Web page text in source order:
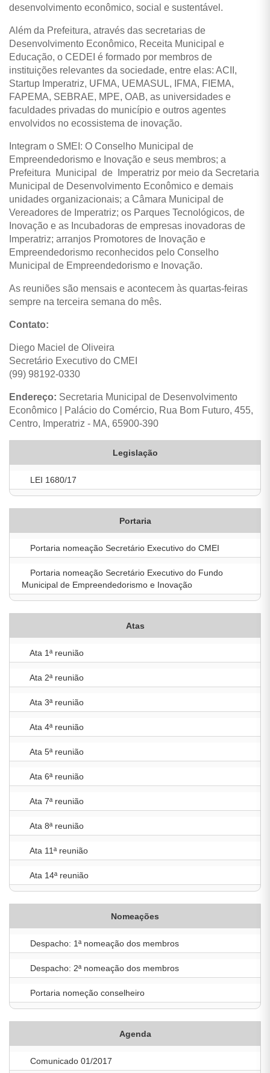
desenvolvimento econômico, social e sustentável.
Além da Prefeitura, através das secretarias de
Desenvolvimento Econômico, Receita Municipal e
Educação, o CEDEI é formado por membros de
instituições relevantes da sociedade, entre elas: ACII,
Startup Imperatriz, UFMA, UEMASUL, IFMA, FIEMA,
FAPEMA, SEBRAE, MPE, OAB, as universidades e
faculdades privadas do município e outros agentes
envolvidos no ecossistema de inovação.
Integram o SMEI: O Conselho Municipal de
Empreendedorismo e Inovação e seus membros; a
Prefeitura Municipal de Imperatriz por meio da Secretaria
Municipal de Desenvolvimento Econômico e demais
unidades organizacionais; a Câmara Municipal de
Vereadores de Imperatriz; os Parques Tecnológicos, de
Inovação e as Incubadoras de empresas inovadoras de
Imperatriz; arranjos Promotores de Inovação e
Empreendedorismo reconhecidos pelo Conselho
Municipal de Empreendedorismo e Inovação.
As reuniões são mensais e acontecem às quartas-feiras
sempre na terceira semana do mês.
Contato:
Diego Maciel de Oliveira
Secretário Executivo do CMEI
(99) 98192-0330
Endereço: Secretaria Municipal de Desenvolvimento
Econômico | Palácio do Comércio, Rua Bom Futuro, 455,
Centro, Imperatriz - MA, 65900-390
Legislação
LEI 1680/17
Portaria
Portaria nomeação Secretário Executivo do CMEI
Portaria nomeação Secretário Executivo do Fundo
Municipal de Empreendedorismo e Inovação
Atas
Ata 1ª reunião
Ata 2ª reunião
Ata 3ª reunião
Ata 4ª reunião
Ata 5ª reunião
Ata 6ª reunião
Ata 7ª reunião
Ata 8ª reunião
Ata 11ª reunião
Ata 14ª reunião
Nomeações
Despacho: 1ª nomeação dos membros
Despacho: 2ª nomeação dos membros
Portaria nomeção conselheiro
Agenda
Comunicado 01/2017